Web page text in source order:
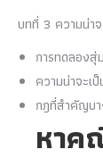
บทที่ 3 ความน่าจ
การทดลองสุ่
ความน่าจะเป็
กฎที่สำคัญบา
หาค